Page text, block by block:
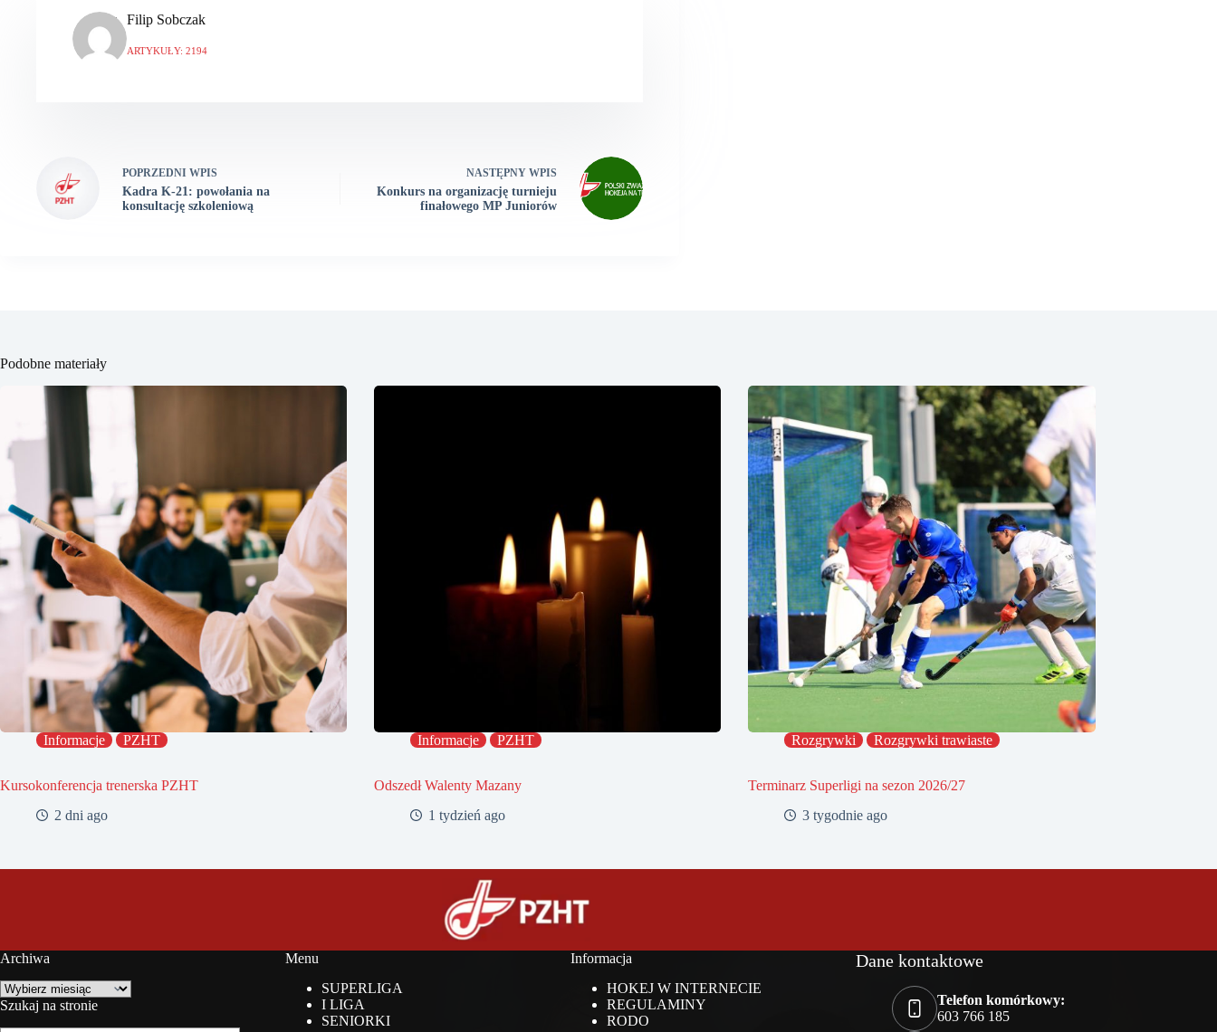
Filip Sobczak
ARTYKUŁY: 2194
POPRZEDNI WPIS
Kadra K-21: powołania na
konsultację szkoleniową
NASTĘPNY WPIS
Konkurs na organizację turnieju
finałowego MP Juniorów
Podobne materiały
Informacje PZHT
Kursokonferencja trenerska PZHT
2 dni ago
Informacje PZHT
Odszedł Walenty Mazany
1 tydzień ago
Rozgrywki Rozgrywki trawiaste
Terminarz Superligi na sezon 2026/27
3 tygodnie ago
Archiwa
Archiwa
Szukaj na stronie
Menu
SUPERLIGA
I LIGA
SENIORKI
Informacja
HOKEJ W INTERNECIE
REGULAMINY
RODO
Dane kontaktowe
Telefon komórkowy:
603 766 185